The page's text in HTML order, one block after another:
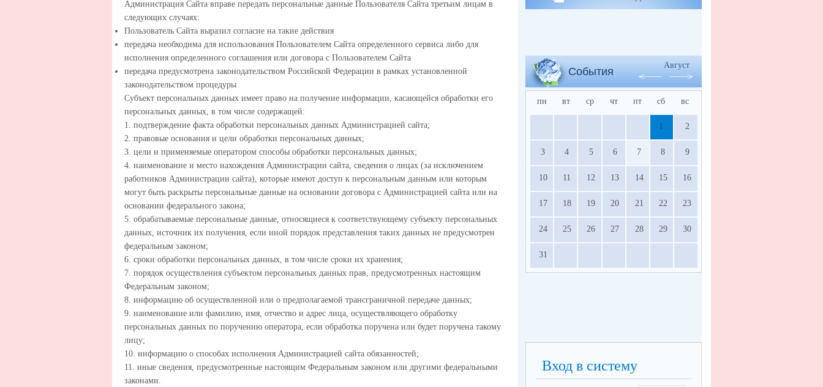
Администрация Сайта вправе передать персональные данные Пользователя Сайта третьим лицам в
следующих случаях:
Пользователь Сайта выразил согласие на такие действия
передача необходима для использования Пользователем Сайта определенного сервиса либо для
исполнения определенного соглашения или договора с Пользователем Сайта
передача предусмотрена законодательством Российской Федерации в рамках установленной
законодательством процедуры
Субъект персональных данных имеет право на получение информации, касающейся обработки его
персональных данных, в том числе содержащей:
1. подтверждение факта обработки персональных данных Администрацией сайта;
2. правовые основания и цели обработки персональных данных;
3. цели и применяемые оператором способы обработки персональных данных;
4. наименование и место нахождения Администрации сайта, сведения о лицах (за исключением
работников Администрации сайта), которые имеют доступ к персональным данным или которым
могут быть раскрыты персональные данные на основании договора с Администрацией сайта или на
основании федерального закона;
5. обрабатываемые персональные данные, относящиеся к соответствующему субъекту персональных
данных, источник их получения, если иной порядок представления таких данных не предусмотрен
федеральным законом;
6. сроки обработки персональных данных, в том числе сроки их хранения;
7. порядок осуществления субъектом персональных данных прав, предусмотренных настоящим
Федеральным законом;
8. информацию об осуществленной или о предполагаемой трансграничной передаче данных;
9. наименование или фамилию, имя, отчество и адрес лица, осуществляющего обработку
персональных данных по поручению оператора, если обработка поручена или будет поручена такому
лицу;
10. информацию о способах исполнения Администрацией сайта обязанностей;
11. иные сведения, предусмотренные настоящим Федеральным законом или другими федеральными
законами.
События
Август
пн вт ср чт пт сб вс
1 2
3 4 5 6 7 8 9
10 11 12 13 14 15 16
17 18 19 20 21 22 23
24 25 26 27 28 29 30
31
Вход в систему